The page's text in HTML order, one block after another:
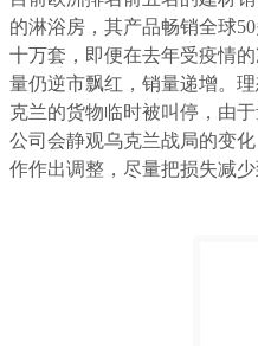
的淋浴房，其产品畅销全球
十万套，即便在去年受疫情
量仍逆市飘红，销量递增。
克兰的货物临时被叫停，由
公司会静观乌克兰战局的变
作作出调整，尽量把损失减少